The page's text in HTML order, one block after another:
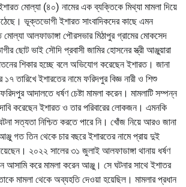
মোল্যা (৪০) নামের এক ব্যক্তিকে মিথ্যা মামলা দিয়ে
ভূক্তভোগী ইশারত সাংবাদিকদের কাছে এমন
আলফাডাঙ্গা পৌরসভার মিঠাপুর গ্রামের মোকসেদ
ছোট ভাই সৌদি প্রবাসী জামির হোসনের স্ত্রী আঞ্জুয়ারা
শিকার হচ্ছে বলে অভিযোগ করেছেন ইশারত। জানা
তারিখে ইশারতের নামে ফরিদপুর বিজ্ঞ নারী ও শিশু
আদালতে ধর্ষণ চেষ্টা মামলা করেন। মামলাটি সম্পন্ন
করেছেন ইশারত ও তার পরিবারের লোকজন। এমনকি
ঘটনা সত্যতা নিশ্চিত করতে পারে নি। খোঁজ নিয়ে আরও জানা
আঞ্জু গত তিন থেকে চার বছরে ইশারতের নামে প্রায় দুই
২০২২ সালের ৩১ জুলাই আলফাডাঙ্গা থানায় ধর্ষণ
আসামি করে মামলা করেন আঞ্জু। সে ঘটনার সাথে ইশাতর
মামলা থেকে অব্যহতি দেওয়া হয়েছিল। মামলার প্রধান